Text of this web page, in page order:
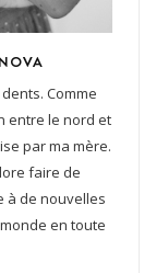
Comme
entre le nord et
par ma mère.
faire de
à de nouvelles
en toute